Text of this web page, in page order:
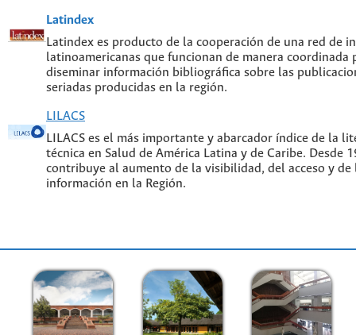
Latindex
Latindex es producto de la cooperación de una red de
latinoamericanas que funcionan de manera coordinada
diseminar información bibliográfica sobre las
seriadas producidas en la región.
LILACS
LILACS es el más importante y abarcador índice de la
técnica en Salud de América Latina y de Caribe. Desde
contribuye al aumento de la visibilidad, del acceso y de
información en la Región.